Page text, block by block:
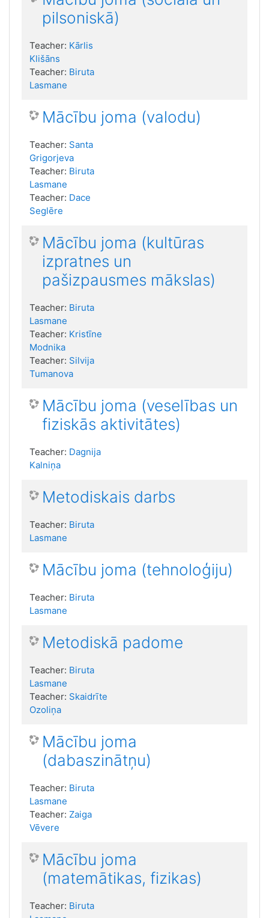
pilsoniskā)
Teacher: Kārlis
Klišāns
Teacher: Biruta
Lasmane
Mācību joma (valodu)
Teacher: Santa
Grigorjeva
Teacher: Biruta
Lasmane
Teacher: Dace
Seglēre
Mācību joma (kultūras
izpratnes un
pašizpausmes mākslas)
Teacher: Biruta
Lasmane
Teacher: Kristīne
Modnika
Teacher: Silvija
Tumanova
Mācību joma (veselības un
fiziskās aktivitātes)
Teacher: Dagnija
Kalniņa
Metodiskais darbs
Teacher: Biruta
Lasmane
Mācību joma (tehnoloģiju)
Teacher: Biruta
Lasmane
Metodiskā padome
Teacher: Biruta
Lasmane
Teacher: Skaidrīte
Ozoliņa
Mācību joma
(dabaszinātņu)
Teacher: Biruta
Lasmane
Teacher: Zaiga
Vēvere
Mācību joma
(matemātikas, fizikas)
Teacher: Biruta